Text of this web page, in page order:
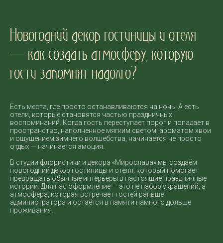
Новогодний декор гостиницы и отеля
— как создать атмосферу, которую
гости запомнят надолго?
Есть места, где просто останавливаются на ночь. А есть
отели, которые становятся частью праздничных
воспоминаний. Когда гость переступает порог и попадает в
пространство, наполненное мягким светом, ароматом хвои
и ощущением зимнего волшебства, начинается не просто
отдых — начинается эмоция.
В студии флористики и декора «Мирослава» мы создаём
новогодний декор гостиницы и отеля, который помогает
превращать обычные интерьеры в настоящие праздничные
истории. Для нас оформление — это не набор украшений, а
атмосфера, которая встречает гостей раньше
администратора и остаётся в памяти намного дольше
проживания.